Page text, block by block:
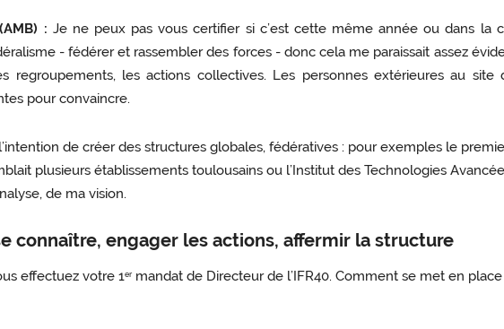
: Je ne peux pas vous certifier si c’est cette même année ou dans la
- fédérer et rassembler des forces - donc cela me paraissait assez
regroupements, les actions collectives. Les personnes extérieures au
pour convaincre.
de créer des structures globales, fédératives : pour exemples le
plusieurs établissements toulousains ou l’Institut des Technologies
de ma vision.
connaître, engager les actions, affermir la structure
effectuez votre 1er mandat de Directeur de l’IFR40. Comment se met en